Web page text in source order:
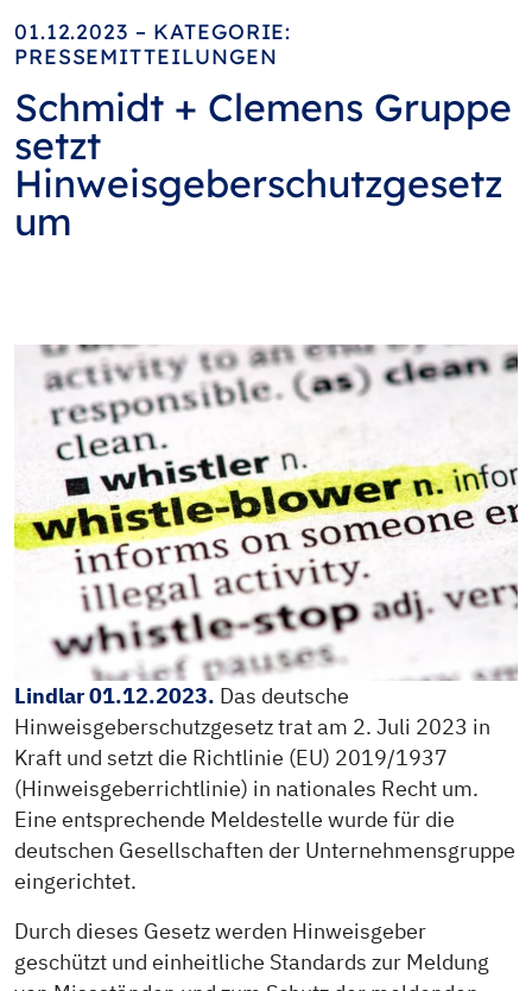
01.12.2023 – KATEGORIE:
PRESSEMITTEILUNGEN
Schmidt + Clemens Gruppe
setzt
Hinweisgeberschutzgesetz
um
Lindlar 01.12.2023. Das deutsche
Hinweisgeberschutzgesetz trat am 2. Juli 2023 in
Kraft und setzt die Richtlinie (EU) 2019/1937
(Hinweisgeberrichtlinie) in nationales Recht um.
Eine entsprechende Meldestelle wurde für die
deutschen Gesellschaften der Unternehmensgruppe
eingerichtet.
Durch dieses Gesetz werden Hinweisgeber
geschützt und einheitliche Standards zur Meldung